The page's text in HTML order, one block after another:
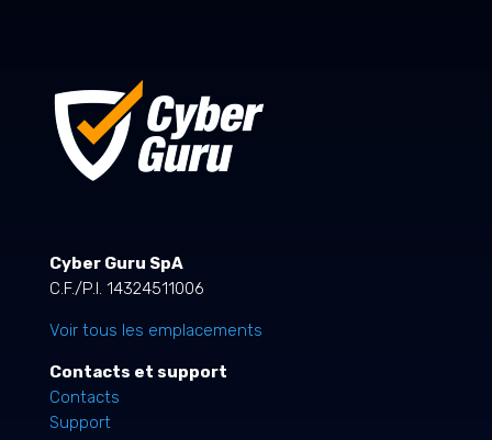
Cyber Guru SpA
C.F./P.I. 14324511006
Voir tous les emplacements
Contacts et support
Contacts
Support